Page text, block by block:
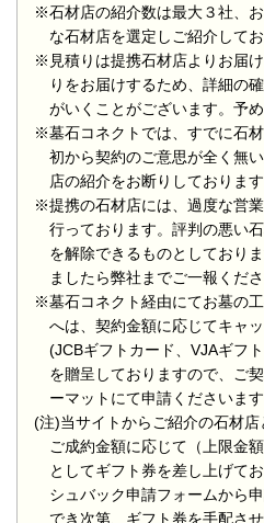
※石材店の紹介数は最大３社、
な石材店を選定しご紹介してお
※見積りは提携石材店よりお届
りをお届けするため、詳細の
がいくことがございます。予め
※墓石コネクトでは、すでに石
初から契約のご意思が全く無
店の紹介をお断りしております
※提携の石材店には、過度な営
行っております。評判の悪い
を解除できるものとしており
ましたら弊社までご一報くださ
※墓石コネクト経由にてお墓の
へは、契約金額に応じてキャ
(JCBギフトカード、VJAギフ
を贈呈しておりますので、ご
ーマットにて申請くださいま
(注)当サイトからご紹介の石材店
ご成約金額に応じて（上限金
としてギフト券を差し上げて
シュバック申請フォームから
でき次第、ギフト券を手配さ